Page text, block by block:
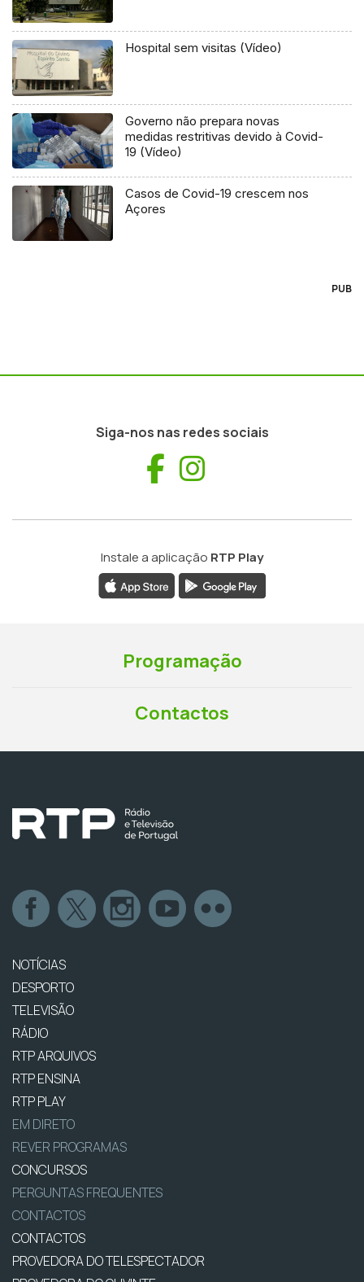
Hospital sem visitas (Vídeo)
Governo não prepara novas
medidas restritivas devido à Covid-
19 (Vídeo)
Casos de Covid-19 crescem nos
Açores
PUB
Siga-nos nas redes sociais
Facebook
Instale a aplicação RTP Play
Programação
Contactos
NOTÍCIAS
DESPORTO
TELEVISÃO
RÁDIO
RTP ARQUIVOS
RTP ENSINA
RTP PLAY
EM DIRETO
REVER PROGRAMAS
CONCURSOS
PERGUNTAS FREQUENTES
CONTACTOS
CONTACTOS
PROVEDORA DO TELESPECTADOR